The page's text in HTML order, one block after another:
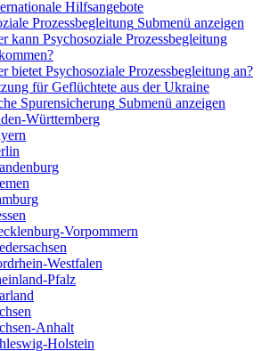
Hilfsangebote
Prozessbegleitung Submenü anzeigen
kann Psychosoziale Prozessbegleitung
bietet Psychosoziale Prozessbegleitung an?
für Geflüchtete aus der Ukraine
Spurensicherung Submenü anzeigen
Württemberg
Vorpommern
Westfalen
Pfalz
Anhalt
Holstein